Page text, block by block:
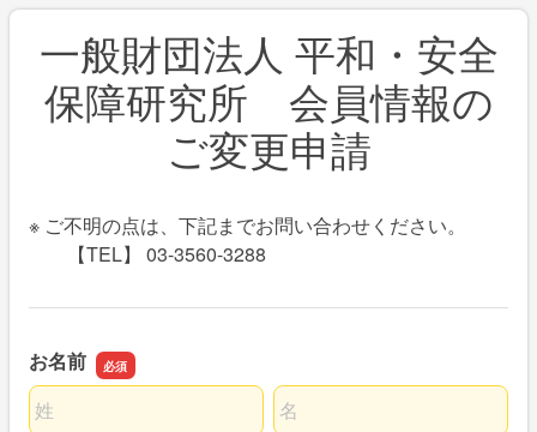
一般財団法人 平和・安全
保障研究所 会員情報の
ご変更申請
※ ご不明の点は、下記までお問い合わせください。
【TEL】 03-3560-3288
お名前
名前の姓
名前の名